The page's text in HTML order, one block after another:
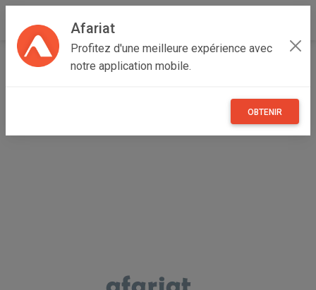
Afariat
Profitez d'une meilleure expérience avec
notre application mobile.
OBTENIR
Accueil Emploi, affaires et services
Fer a beton – rond a beton – barre d’armature chez OTT